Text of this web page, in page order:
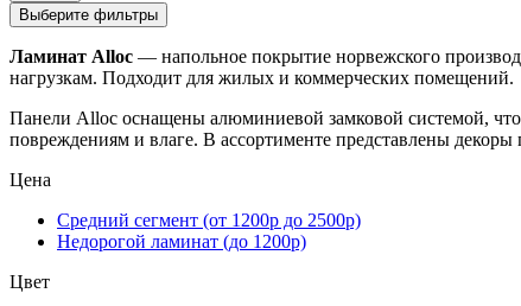
Выберите фильтры
Ламинат Alloc — напольное покрытие норвежского
нагрузкам. Подходит для жилых и коммерческих помещений.
Панели Alloc оснащены алюминиевой замковой системой,
повреждениям и влаге. В ассортименте представлены декоры
Цена
Средний сегмент (от 1200р до 2500р)
Недорогой ламинат (до 1200р)
Цвет